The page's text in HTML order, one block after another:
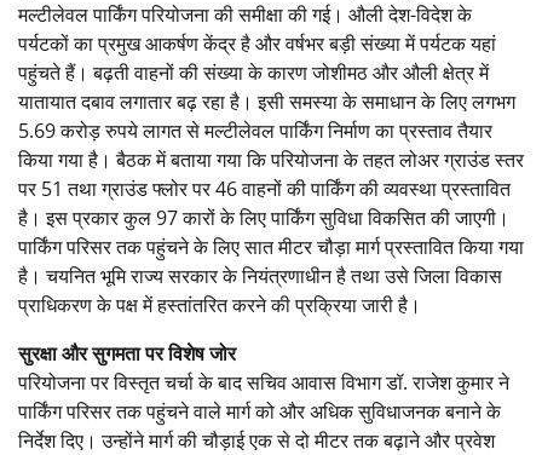
मल्टीलेवल पार्किंग परियोजना की समीक्षा की गई। औली देश-विदेश के
पर्यटकों का प्रमुख आकर्षण केंद्र है और वर्षभर बड़ी संख्या में पर्यटक यहां
पहुंचते हैं। बढ़ती वाहनों की संख्या के कारण जोशीमठ और औली क्षेत्र में
यातायात दबाव लगातार बढ़ रहा है। इसी समस्या के समाधान के लिए लगभग
5.69 करोड़ रुपये लागत से मल्टीलेवल पार्किंग निर्माण का प्रस्ताव तैयार
किया गया है। बैठक में बताया गया कि परियोजना के तहत लोअर ग्राउंड स्तर
पर 51 तथा ग्राउंड फ्लोर पर 46 वाहनों की पार्किंग की व्यवस्था प्रस्तावित
है। इस प्रकार कुल 97 कारों के लिए पार्किंग सुविधा विकसित की जाएगी।
पार्किंग परिसर तक पहुंचने के लिए सात मीटर चौड़ा मार्ग प्रस्तावित किया गया
है। चयनित भूमि राज्य सरकार के नियंत्रणाधीन है तथा उसे जिला विकास
प्राधिकरण के पक्ष में हस्तांतरित करने की प्रक्रिया जारी है।
सुरक्षा और सुगमता पर विशेष जोर
परियोजना पर विस्तृत चर्चा के बाद सचिव आवास विभाग डॉ. राजेश कुमार ने
पार्किंग परिसर तक पहुंचने वाले मार्ग को और अधिक सुविधाजनक बनाने के
निर्देश दिए। उन्होंने मार्ग की चौड़ाई एक से दो मीटर तक बढ़ाने और प्रवेश